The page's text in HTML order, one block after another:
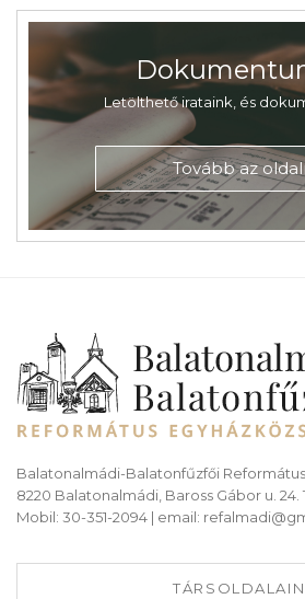
Letölthető irataink, és
Tovább az
Balatonalmádi-Balatonfűzfői
8220 Balatonalmádi, Baross Gábor u. 24.
Mobil: 30-351-2094 | email: